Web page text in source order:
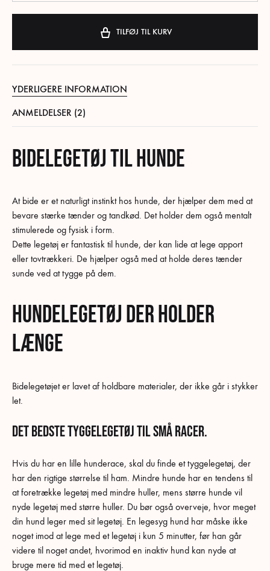
TILFØJ TIL KURV
YDERLIGERE INFORMATION
ANMELDELSER (2)
Bidelegetøj til hunde
At bide er et naturligt instinkt hos hunde, der hjælper dem med at
bevare stærke tænder og tandkød. Det holder dem også mentalt
stimulerede og fysisk i form.
Dette legetøj er fantastisk til hunde, der kan lide at lege apport
eller tovtrækkeri. De hjælper også med at holde deres tænder
sunde ved at tygge på dem.
Hundelegetøj der holder
længe
Bidelegetøjet er lavet af holdbare materialer, der ikke går i stykker
let.
Det bedste tyggelegetøj til små racer.
Hvis du har en lille hunderace, skal du finde et tyggelegetøj, der
har den rigtige størrelse til ham. Mindre hunde har en tendens til
at foretrække legetøj med mindre huller, mens større hunde vil
nyde legetøj med større huller. Du bør også overveje, hvor meget
din hund leger med sit legetøj. En legesyg hund har måske ikke
noget imod at lege med et legetøj i kun 5 minutter, før han går
videre til noget andet, hvorimod en inaktiv hund kan nyde at
bruge mere tid med et legetøj.